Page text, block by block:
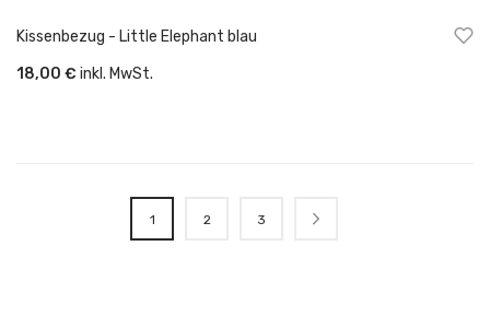
Kissenbezug - Little Elephant blau
18,00 € inkl. MwSt.
Seite
Sie lesen gerade Seite
1 Seite
2 Seite
3